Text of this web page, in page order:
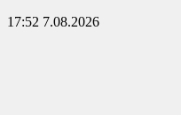
17:52 7.08.2026